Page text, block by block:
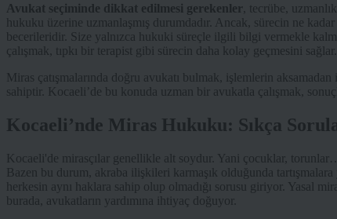
Avukat seçiminde dikkat edilmesi gerekenler
, tecrübe,
hukuku üzerine uzmanlaşmış durumdadır. Ancak, sürecin ne
becerileridir. Size yalnızca hukuki süreçle ilgili bilgi vermekle
çalışmak, tıpkı bir terapist gibi sürecin daha kolay geçmesini sağlar.
Miras çatışmalarında doğru avukatı bulmak, işlemlerin
sahiptir. Kocaeli’de bu konuda uzman bir avukatla çalışmak,
Kocaeli’nde Miras Hukuku: Sıkça
Kocaeli'de mirasçılar genellikle alt soydur. Yani çocuklar,
Bazen bu durum, akraba ilişkileri karmaşık olduğunda
herkesin aynı haklara sahip olup olmadığı sorusu giriyor. Yasal
burada, avukatların yardımına ihtiyaç doğuyor.